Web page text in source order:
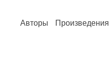
Авторы Произведения